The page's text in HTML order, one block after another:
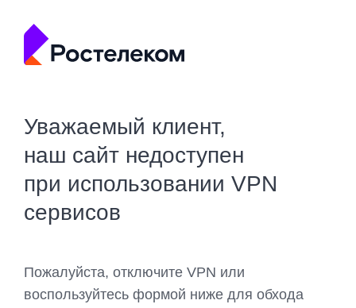
Уважаемый клиент,
наш сайт недоступен
при использовании VPN
сервисов
Пожалуйста, отключите VPN или
воспользуйтесь формой ниже для обхода